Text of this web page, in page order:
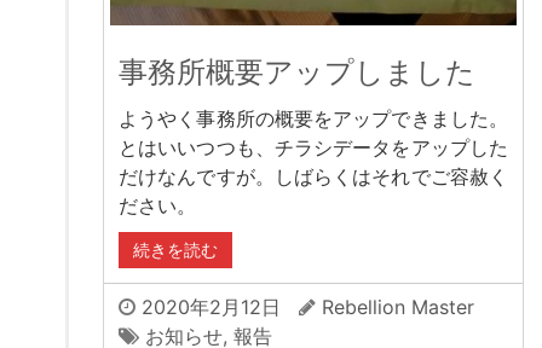
事務所概要アップしました
ようやく事務所の概要をアップできました。
とはいいつつも、チラシデータをアップした
だけなんですが。しばらくはそれでご容赦く
ださい。
続きを読む
2020年2月12日
Rebellion Master
お知らせ, 報告